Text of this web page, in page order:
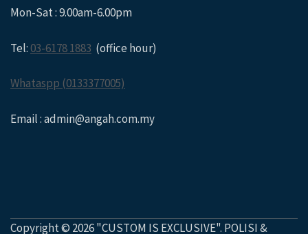
Mon-Sat : 9.00am-6.00pm
Tel:03-6178 1883 (office hour)
Whataspp (0133377005)
Email : admin@angah.com.my
Copyright © 2026"CUSTOM IS EXCLUSIVE". POLISI &